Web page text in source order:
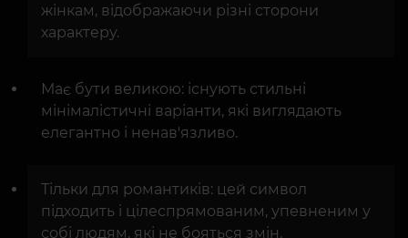
жінкам, відображаючи різні сторони
характеру.
Має бути великою: існують стильні
мінімалістичні варіанти, які виглядають
елегантно і ненав'язливо.
Тільки для романтиків: цей символ
підходить і цілеспрямованим, упевненим у
собі людям, які не бояться змін.